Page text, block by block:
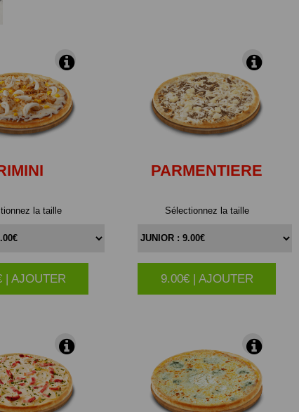
la taille
|
| AJOUTER
PARMENTIERE
Sélectionnez la taille
|
9.00€ | AJOUTER